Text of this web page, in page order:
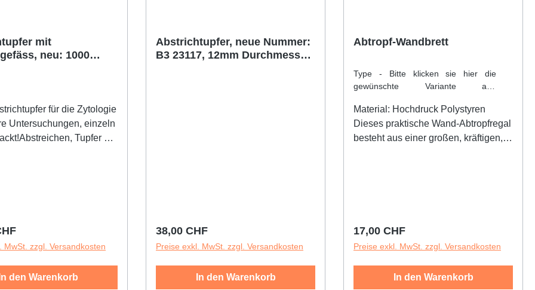
an:
mit
neu: 1000
für die Zytologie
Untersuchungen, einzeln
Tupfer mit
Preis:
MwSt. zzgl. Versandkosten
In den Warenkorb
Abstrichtupfer, neue Nummer:
B3 23117, 12mm Durchmesser,
Regulärer Preis:
38,00 CHF
Preise exkl. MwSt. zzgl. Versandkosten
In den Warenkorb
Abtropf-Wandbrett
Type - Bitte klicken sie hier die
gewünschte Variante an::
Material: Hochdruck Polystyren
Dieses praktische Wand-Abtropfregal
besteht aus einer großen, kräftigen,
Aufhängestecker sind einsteckbar
und sind leicht entfernbar, um z. B.
größere Gegenstände aufzuhängen.
Dieses Abtropf-Tablett kann nicht
Regulärer Preis:
17,00 CHF
Preise exkl. MwSt. zzgl. Versandkosten
In den Warenkorb